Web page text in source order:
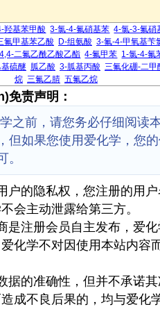
羟基苯甲酸 3-氯-4-氟硝基苯 4-氯-3-氟硝
氟甲基苯乙酸 D-组氨酸 3-氟-4-甲氧基苄
4,4-二氟乙酰乙酸乙酯 4-氟甲苯 1-氯-4-氟
硫醚 胍乙酸 3-胍基丙酸 三氟化硼-二甲
烷 三氟乙腈 五氟乙烷
责声明：
之前，请您务必仔细阅读
但如果您使用爱化学，您
。
户的隐私权，您注册的用
会主动泄露给第三方。
是注册会员自主发布，爱
化学不对因使用本站内容
据的准确性，但并不承诺
成不良后果的，均与爱化